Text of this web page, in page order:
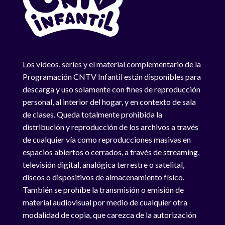
Los videos, series y el material complementario de la
Programación CNTV Infantil están disponibles para
descarga y uso solamente con fines de reproducción
personal, al interior del hogar, y en contexto de sala
de clases. Queda totalmente prohibida la
distribución y reproducción de los archivos a través
de cualquier vía como reproducciones masivas en
espacios abiertos o cerrados, a través de streaming,
televisión digital, analógica terrestre o satelital,
discos o dispositivos de almacenamiento físico.
También se prohíbe la transmisión o emisión de
material audiovisual por medio de cualquier otra
modalidad de copia, que carezca de la autorización